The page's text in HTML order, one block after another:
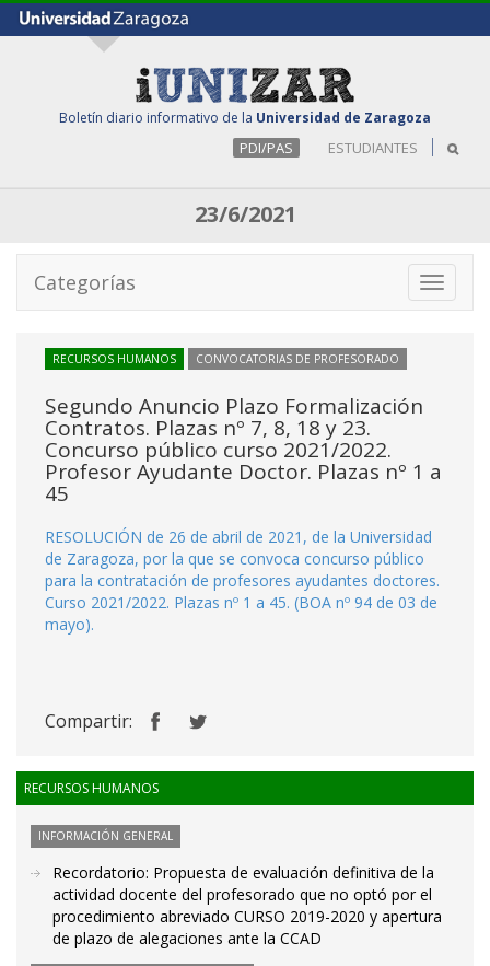
Boletín diario informativo de la Universidad de Zaragoza
PDI/PAS ESTUDIANTES
23/6/2021
Toggle
Categorías
RECURSOS HUMANOS CONVOCATORIAS DE PROFESORADO
Segundo Anuncio Plazo Formalización
Contratos. Plazas nº 7, 8, 18 y 23.
Concurso público curso 2021/2022.
Profesor Ayudante Doctor. Plazas nº 1 a
45
RESOLUCIÓN de 26 de abril de 2021, de la Universidad
de Zaragoza, por la que se convoca concurso público
para la contratación de profesores ayudantes doctores.
Curso 2021/2022. Plazas nº 1 a 45. (BOA nº 94 de 03 de
mayo).
Compartir:
RECURSOS HUMANOS
INFORMACIÓN GENERAL
Recordatorio: Propuesta de evaluación definitiva de la
actividad docente del profesorado que no optó por el
procedimiento abreviado CURSO 2019-2020 y apertura
de plazo de alegaciones ante la CCAD